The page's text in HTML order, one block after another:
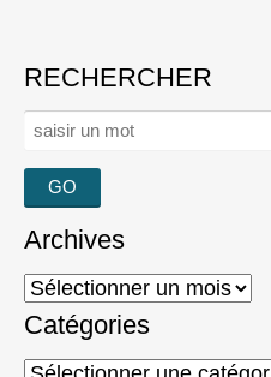
RECHERCHER
Rechercher :
Archives
Archives
Catégories
Catégories